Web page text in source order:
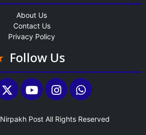
About Us
Contact Us
Privacy Policy
Follow Us
Nirpakh Post All Rights Reserved